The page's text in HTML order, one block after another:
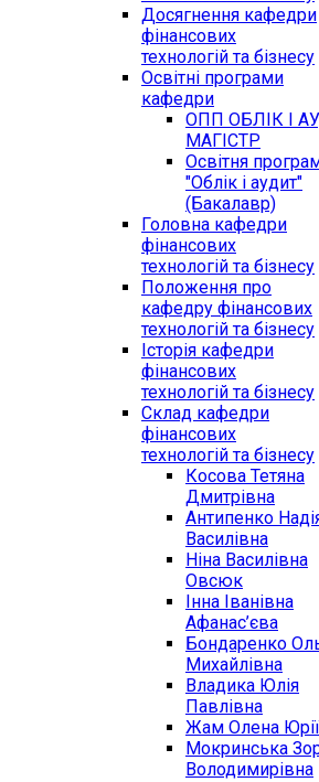
Досягнення кафедри
фінансових
технологій та бізнесу
Освітні програми
кафедри
ОПП ОБЛІК І
МАГІСТР
Освітня
"Облік і аудит"
(Бакалавр)
Головна кафедри
фінансових
технологій та бізнесу
Положення про
кафедру фінансових
технологій та бізнесу
Історія кафедри
фінансових
технологій та бізнесу
Склад кафедри
фінансових
технологій та бізнесу
Косова Тетяна
Дмитрівна
Антипенко
Василівна
Ніна Василівна
Овсюк
Інна Іванівна
Афанас’єва
Бондаренко
Михайлівна
Владика Юлія
Павлівна
Жам Олена
Мокринська
Володимирівна